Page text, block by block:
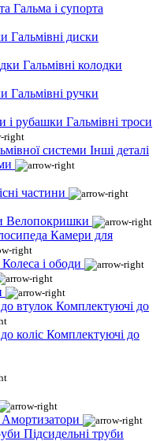
Гальма і супорта
Гальмівні диски
Гальмівні колодки
Гальмівні ручки
Гальмівні троси
Інші деталі
частини
Велопокришки
Камери для
Колеса і ободи
Комплектуючі до
Комплектуючі до
Амортизатори
Підсидельні труби